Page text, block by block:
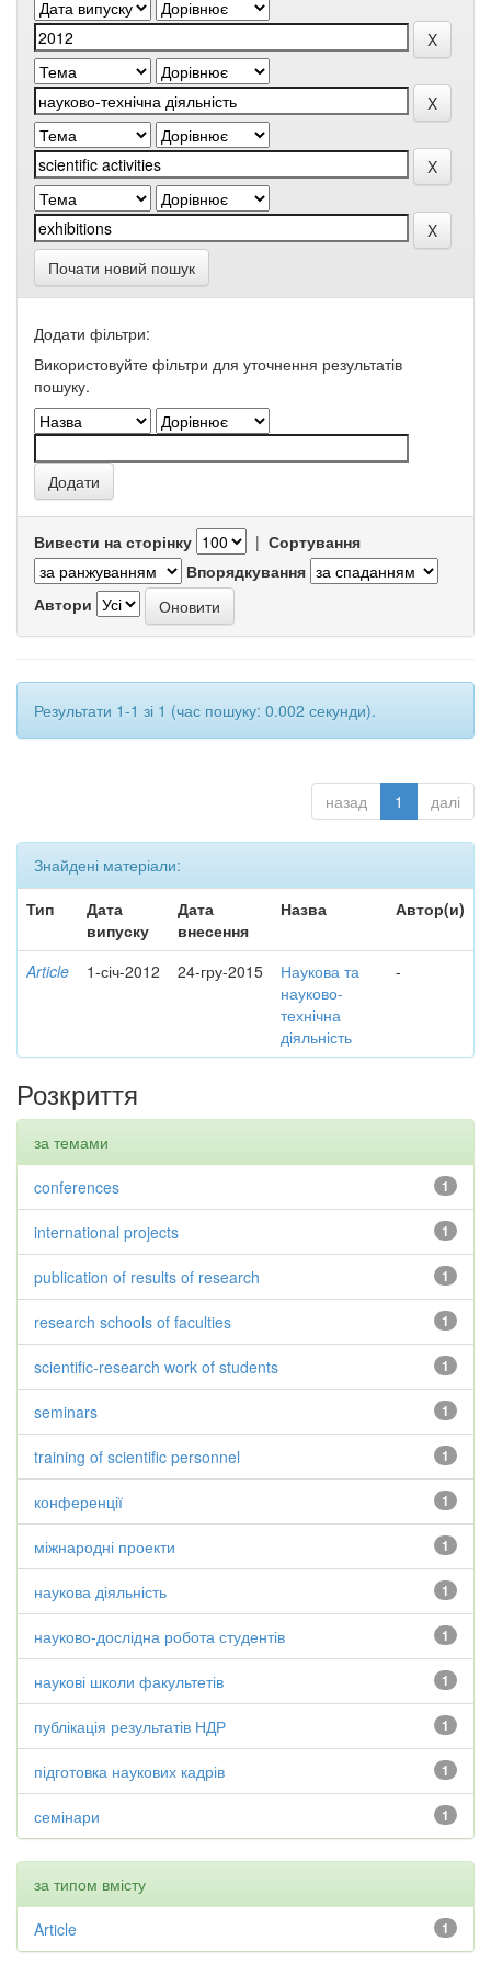
Почати новий пошук
Додати фільтри:
Використовуйте фільтри для уточнення результатів
пошуку.
Вивести на сторінку | Сортування
Впорядкування
Автори
Результати 1-1 зі 1 (час пошуку: 0.002 секунди).
назад 1 далі
Знайдені матеріали:
Тип
Дата
випуску
Дата
внесення
Назва Автор(и)
Article 1-січ-2012 24-гру-2015
Наукова та
науково-
технічна
діяльність
-
Розкриття
за темами
1
conferences
1
international projects
1
publication of results of research
1
research schools of faculties
1
scientific-research work of students
1
seminars
1
training of scientific personnel
1
конференції
1
міжнародні проекти
1
наукова діяльність
1
науково-дослідна робота студентів
1
наукові школи факультетів
1
публікація результатів НДР
1
підготовка наукових кадрів
1
семінари
за типом вмісту
1
Article